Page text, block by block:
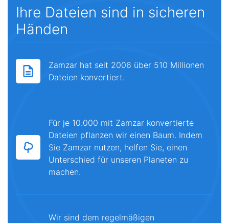
Ihre Dateien sind in sicheren
Händen
Zamzar hat seit 2006 über 510 Millionen
Dateien konvertiert.
Für je 10.000 mit Zamzar konvertierte
Dateien pflanzen wir einen Baum. Indem
Sie Zamzar nutzen, helfen Sie, einen
Unterschied für unseren Planeten zu
machen.
Wir sind dem regelmäßigen